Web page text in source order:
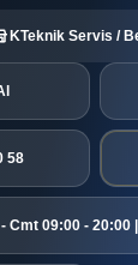
KTeknik Servis /
58
Cmt 09:00 - 20:00